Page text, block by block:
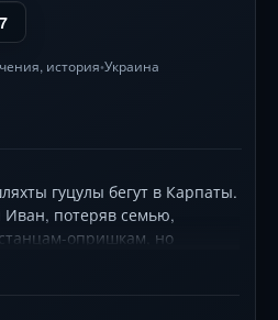
, история•Украина
гуцулы бегут в Карпаты.
потеряв семью,
опришкам, но
жаждет мести за